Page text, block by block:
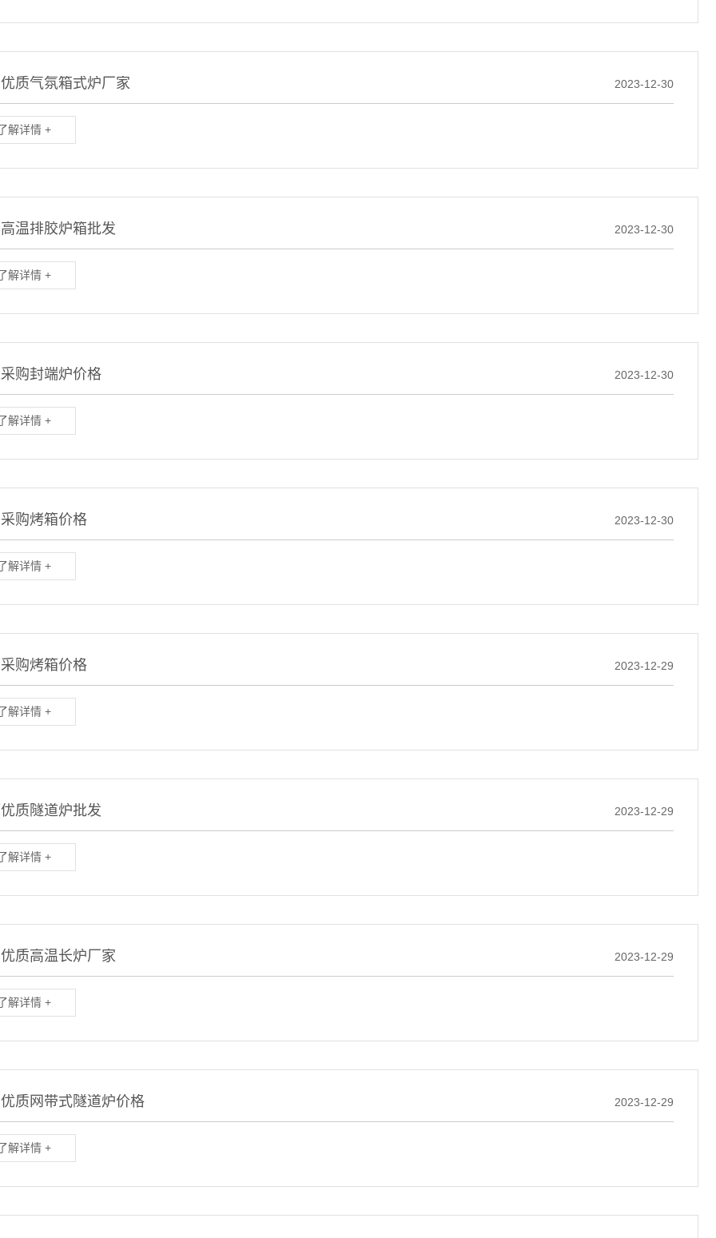
质气氛箱式炉厂家 2023-12-30
解详情 +
温排胶炉箱批发 2023-12-30
解详情 +
购封端炉价格 2023-12-30
解详情 +
购烤箱价格 2023-12-30
解详情 +
购烤箱价格 2023-12-29
解详情 +
质隧道炉批发 2023-12-29
解详情 +
质高温长炉厂家 2023-12-29
解详情 +
质网带式隧道炉价格 2023-12-29
解详情 +